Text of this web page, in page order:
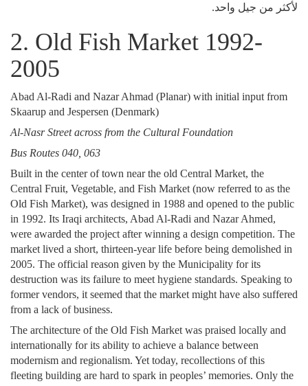
لأكثر من جيل واحد.
2. Old Fish Market 1992-
2005
Abad Al-Radi and Nazar Ahmad (Planar) with initial input from
Skaarup and Jespersen (Denmark)
Al-Nasr Street across from the Cultural Foundation
Bus Routes 040, 063
Built in the center of town near the old Central Market, the
Central Fruit, Vegetable, and Fish Market (now referred to as the
Old Fish Market), was designed in 1988 and opened to the public
in 1992. Its Iraqi architects, Abad Al-Radi and Nazar Ahmed,
were awarded the project after winning a design competition. The
market lived a short, thirteen-year life before being demolished in
2005. The official reason given by the Municipality for its
destruction was its failure to meet hygiene standards. Speaking to
former vendors, it seemed that the market might have also suffered
from a lack of business.
The architecture of the Old Fish Market was praised locally and
internationally for its ability to achieve a balance between
modernism and regionalism. Yet today, recollections of this
fleeting building are hard to spark in peoples’ memories. Only the